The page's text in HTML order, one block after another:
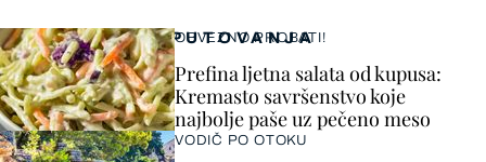
PUTOVANJA
OBVEZNO PROBATI!
Prefina ljetna salata od kupusa:
Kremasto savršenstvo koje
najbolje paše uz pečeno meso
VODIČ PO OTOKU